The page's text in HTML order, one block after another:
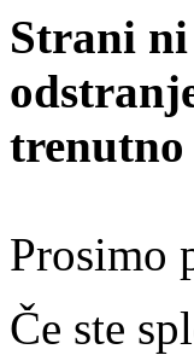
Strani
trenutno
Prosimo
Če ste